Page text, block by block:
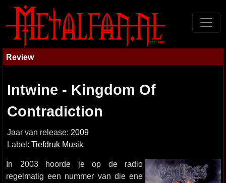
Review
Intwine - Kingdom Of
Contradiction
Jaar van release: 2009
Label: Tiefdruk Musik
In 2003 hoorde je op de radio
regelmatig een nummer van die ene